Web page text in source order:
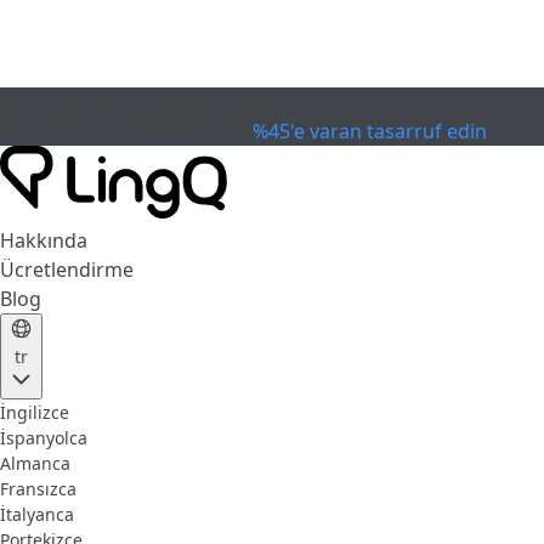
%45'e varan tasarruf edin
Hakkında
Ücretlendirme
Blog
tr
İngilizce
İspanyolca
Almanca
Fransızca
İtalyanca